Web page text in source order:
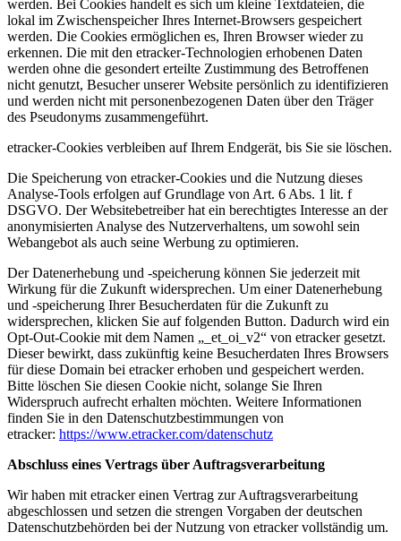
werden. Bei Cookies handelt es sich um kleine Textdateien, die
lokal im Zwischenspeicher Ihres Internet-Browsers gespeichert
werden. Die Cookies ermöglichen es, Ihren Browser wieder zu
erkennen. Die mit den etracker-Technologien erhobenen Daten
werden ohne die gesondert erteilte Zustimmung des Betroffenen
nicht genutzt, Besucher unserer Website persönlich zu identifizieren
und werden nicht mit personenbezogenen Daten über den Träger
des Pseudonyms zusammengeführt.
etracker-Cookies verbleiben auf Ihrem Endgerät, bis Sie sie löschen.
Die Speicherung von etracker-Cookies und die Nutzung dieses
Analyse-Tools erfolgen auf Grundlage von Art. 6 Abs. 1 lit. f
DSGVO. Der Websitebetreiber hat ein berechtigtes Interesse an der
anonymisierten Analyse des Nutzerverhaltens, um sowohl sein
Webangebot als auch seine Werbung zu optimieren.
Der Datenerhebung und -speicherung können Sie jederzeit mit
Wirkung für die Zukunft widersprechen. Um einer Datenerhebung
und -speicherung Ihrer Besucherdaten für die Zukunft zu
widersprechen, klicken Sie auf folgenden Button. Dadurch wird ein
Opt-Out-Cookie mit dem Namen „_et_oi_v2“ von etracker gesetzt.
Dieser bewirkt, dass zukünftig keine Besucherdaten Ihres Browsers
für diese Domain bei etracker erhoben und gespeichert werden.
Bitte löschen Sie diesen Cookie nicht, solange Sie Ihren
Widerspruch aufrecht erhalten möchten. Weitere Informationen
finden Sie in den Datenschutzbestimmungen von
etracker: https://www.etracker.com/datenschutz
Abschluss eines Vertrags über Auftragsverarbeitung
Wir haben mit etracker einen Vertrag zur Auftragsverarbeitung
abgeschlossen und setzen die strengen Vorgaben der deutschen
Datenschutzbehörden bei der Nutzung von etracker vollständig um.